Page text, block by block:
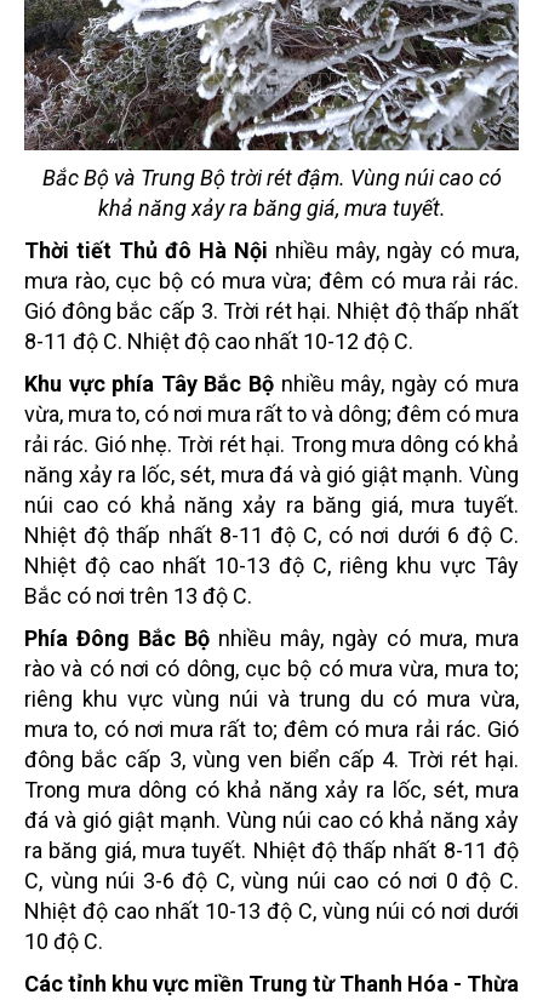
Bắc Bộ và Trung Bộ trời rét đậm. Vùng núi cao có
khả năng xảy ra băng giá, mưa tuyết.
Thời tiết Thủ đô Hà Nội nhiều mây, ngày có mưa,
mưa rào, cục bộ có mưa vừa; đêm có mưa rải rác.
Gió đông bắc cấp 3. Trời rét hại. Nhiệt độ thấp nhất
8-11 độ C. Nhiệt độ cao nhất 10-12 độ C.
Khu vực phía Tây Bắc Bộ nhiều mây, ngày có mưa
vừa, mưa to, có nơi mưa rất to và dông; đêm có mưa
rải rác. Gió nhẹ. Trời rét hại. Trong mưa dông có khả
năng xảy ra lốc, sét, mưa đá và gió giật mạnh. Vùng
núi cao có khả năng xảy ra băng giá, mưa tuyết.
Nhiệt độ thấp nhất 8-11 độ C, có nơi dưới 6 độ C.
Nhiệt độ cao nhất 10-13 độ C, riêng khu vực Tây
Bắc có nơi trên 13 độ C.
Phía Đông Bắc Bộ nhiều mây, ngày có mưa, mưa
rào và có nơi có dông, cục bộ có mưa vừa, mưa to;
riêng khu vực vùng núi và trung du có mưa vừa,
mưa to, có nơi mưa rất to; đêm có mưa rải rác. Gió
đông bắc cấp 3, vùng ven biển cấp 4. Trời rét hại.
Trong mưa dông có khả năng xảy ra lốc, sét, mưa
đá và gió giật mạnh. Vùng núi cao có khả năng xảy
ra băng giá, mưa tuyết. Nhiệt độ thấp nhất 8-11 độ
C, vùng núi 3-6 độ C, vùng núi cao có nơi 0 độ C.
Nhiệt độ cao nhất 10-13 độ C, vùng núi có nơi dưới
10 độ C.
Các tỉnh khu vực miền Trung từ Thanh Hóa - Thừa